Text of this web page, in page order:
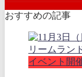
おすすめの記事
イベント開